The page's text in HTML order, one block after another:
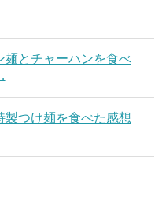
麺とチャーハンを食べ
製つけ麺を食べた感想